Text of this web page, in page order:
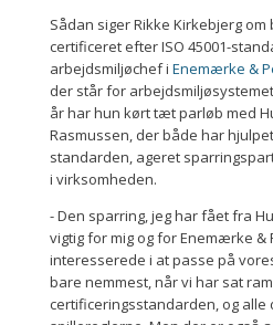
Sådan siger Rikke Kirkebjerg
certificeret efter ISO 45001-
arbejdsmiljøchef i Enemærke &
der står for
år har hun kørt tæt parløb med
Rasmussen, der både har
standarden, ageret
i virksomheden.
- Den sparring, jeg har fået fra
vigtig for mig og for Enemærke &
interesserede i at passe på
bare nemmest, når vi har sat
certificeringsstandarden, og alle